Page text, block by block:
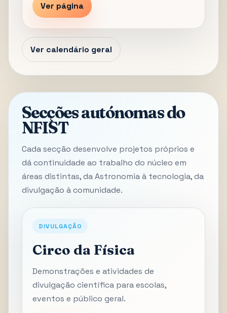
Ver página
Ver calendário geral
Secções autónomas do
NFIST
Cada secção desenvolve projetos próprios e
dá continuidade ao trabalho do núcleo em
áreas distintas, da Astronomia à tecnologia, da
divulgação à comunidade.
DIVULGAÇÃO
Circo da Física
Demonstrações e atividades de
divulgação científica para escolas,
eventos e público geral.